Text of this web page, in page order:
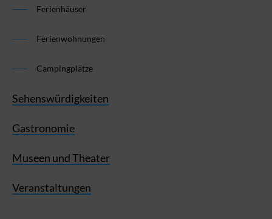
Ferienhäuser
Ferienwohnungen
Campingplätze
Sehenswürdigkeiten
Gastronomie
Museen und Theater
Veranstaltungen